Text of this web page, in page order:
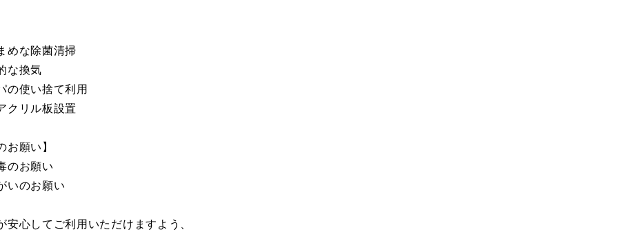
めな除菌清掃
な換気
の使い捨て利用
クリル板設置
お願い】
のお願い
いのお願い
安心してご利用いただけますよう、